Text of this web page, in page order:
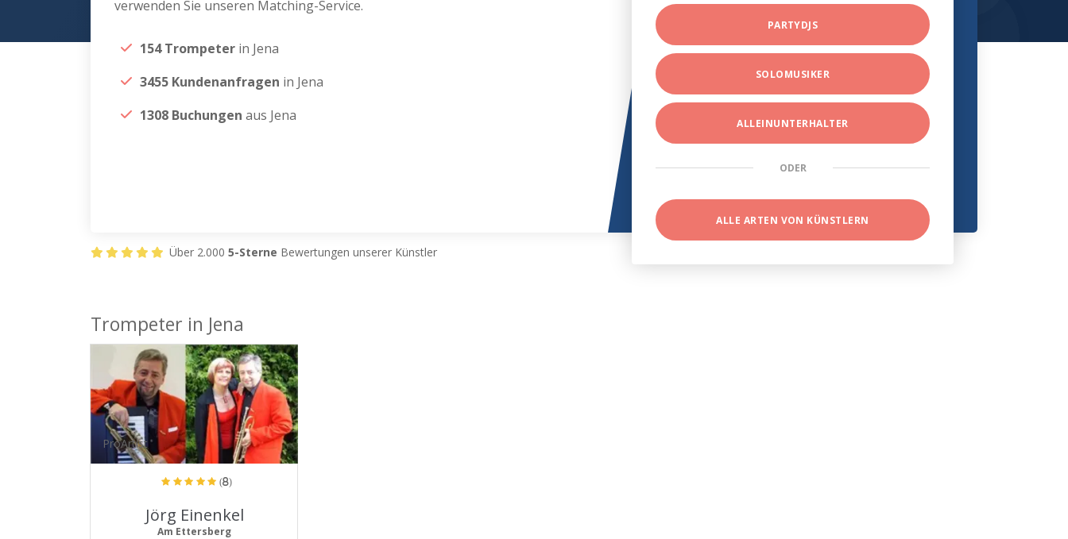
verwenden Sie unseren Matching-Service.
154 Trompeter in Jena
3455 Kundenanfragen in Jena
1308 Buchungen aus Jena
PARTYDJS
SOLOMUSIKER
ALLEINUNTERHALTER
ODER
ALLE ARTEN VON KÜNSTLERN
Über 2.000 5-Sterne Bewertungen unserer Künstler
Trompeter in Jena
ProArtist
(8)
Jörg Einenkel
Am Ettersberg